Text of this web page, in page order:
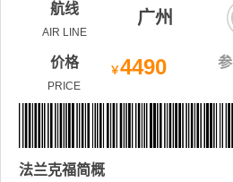
航线
AIR LINE
广州
价格
PRICE
￥4490
法兰克福简概